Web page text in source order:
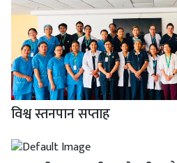
विश्व स्तनपान सप्ताह